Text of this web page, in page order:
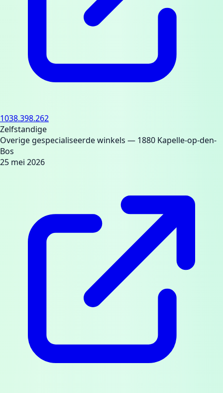
1038.398.262
Zelfstandige
Overige gespecialiseerde winkels — 1880 Kapelle-op-den-
Bos
25 mei 2026